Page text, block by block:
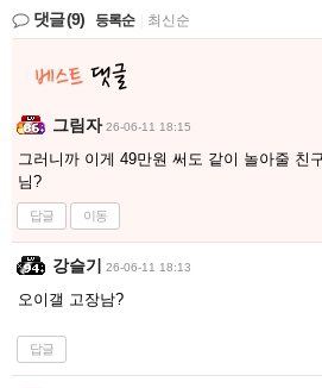
댓글(9) 등록순 최신순
그림자 26-06-11 18:15
그러니까 이게 49만원 써도 같이 놀아줄 친
님?
답글 이동
강슬기 26-06-11 18:13
오이갤 고장남?
답글